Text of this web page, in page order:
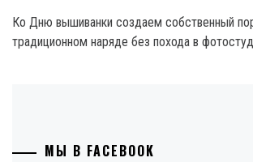
Ко Дню вышиванки создаем собственный
традиционном наряде без похода в
МЫ В FACEBOOK